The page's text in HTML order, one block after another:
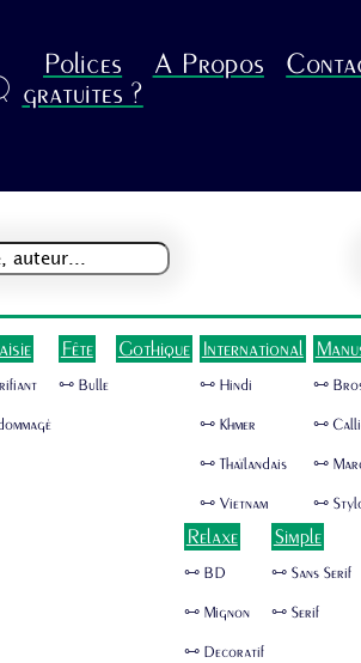
Polices
gratuites ?
A Propos
Fête
🜺 Bulle
Gothique International
🜺 Hindi
🜺 Khmer
🜺 Thaïlandais
🜺 Vietnam
🜺
🜺
🜺
🜺
Relaxe
🜺 BD
🜺 Mignon
🜺 Decoratif
Simple
🜺 Sans Serif
🜺 Serif